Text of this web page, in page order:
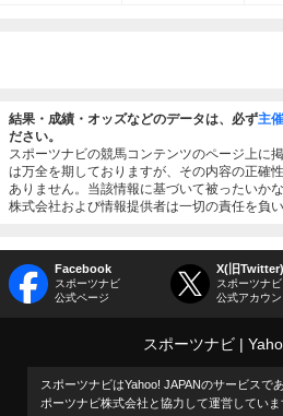
結果・成績・オッズなどのデータは、必ず主
ださい。
スポーツナビの競馬コンテンツのページ上に
は万全を期しておりますが、その内容の正確
ありません。当該情報に基づいて被ったいか
株式会社および情報提供者は一切の責任を負い
Facebook
スポーツナビ
公式ページ
X(旧Twitter)
スポーツナビ
公式アカウン
スポーツナビ
スポーツナビはYahoo! JAPANのサービスで
ポーツナビ株式会社と協力して運営していま